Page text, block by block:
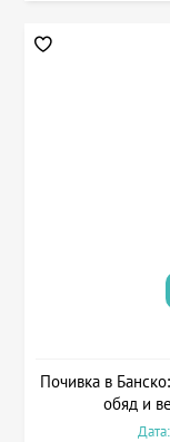
Почивка в
обяд и